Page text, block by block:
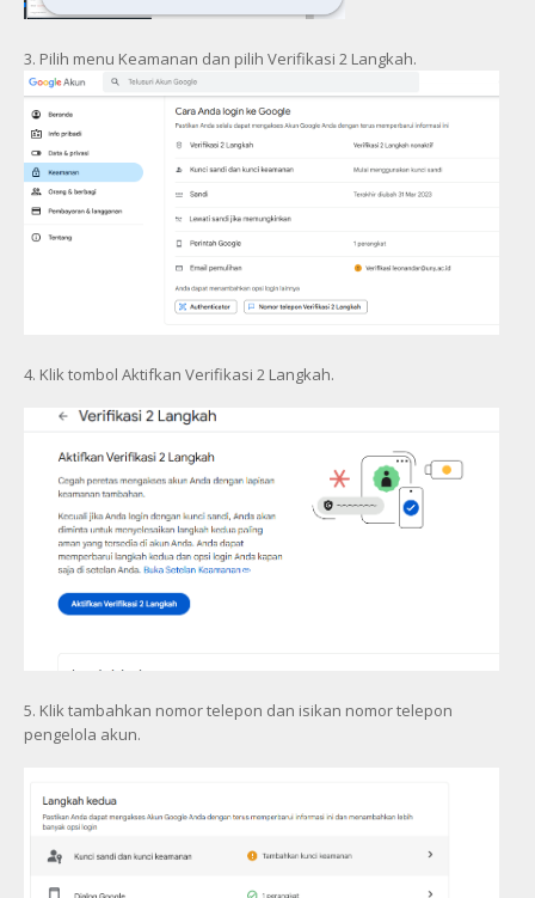
3. Pilih menu Keamanan dan pilih Verifikasi 2 Langkah.
4. Klik tombol Aktifkan Verifikasi 2 Langkah.
5. Klik tambahkan nomor telepon dan isikan nomor telepon
pengelola akun.